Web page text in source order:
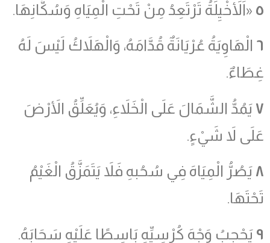
٥ «اَلأَخْيِلَةُ تَرْتَعِدُ مِنْ تَحْتِ الْمِيَاهِ وَسُكَّانِهَا.
٦ الْهَاوِيَةُ عُرْيَانَةٌ قُدَّامَهُ، وَالْهَلاَكُ لَيْسَ لَهُ
غِطَاءٌ.
٧ يَمُدُّ الشَّمَالَ عَلَى الْخَلاَءِ، وَيُعَلِّقُ الأَرْضَ
عَلَى لاَ شَيْءٍ.
٨ يَصُرُّ الْمِيَاهَ فِي سُحُبهِ فَلاَ يَتَمَزَّقُ الْغَيْمُ
تَحْتَهَا.
٩ يَحْجِبُ وَجْهَ كُرْسِيِّهِ بَاسِطًا عَلَيْهِ سَحَابَهُ.